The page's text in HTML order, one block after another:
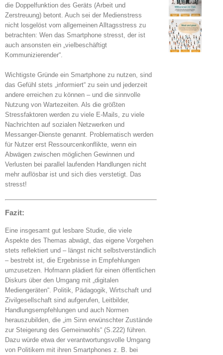
die Doppelfunktion des Geräts (Arbeit und
Zerstreuung) betont. Auch sei der Medienstress
nicht losgelöst vom allgemeinen Alltagsstress zu
betrachten: Wen das Smartphone stresst, der ist
auch ansonsten ein „vielbeschäftigt
Kommunizierender“.
Wichtigste Gründe ein Smartphone zu nutzen, sind
das Gefühl stets „informiert“ zu sein und jederzeit
andere erreichen zu können – und die sinnvolle
Nutzung von Wartezeiten. Als die größten
Stressfaktoren werden zu viele E-Mails, zu viele
Nachrichten auf sozialen Netzwerken und
Messanger-Dienste genannt. Problematisch werden
für Nutzer erst Ressourcenkonflikte, wenn ein
Abwägen zwischen möglichen Gewinnen und
Verlusten bei parallel laufenden Handlungen nicht
mehr auflösbar ist und sich dies verstetigt. Das
stresst!
Fazit:
Eine insgesamt gut lesbare Studie, die viele
Aspekte des Themas abwägt, das eigene Vorgehen
stets reflektiert und – längst nicht selbstverständlich
– bestrebt ist, die Ergebnisse in Empfehlungen
umzusetzen. Hofmann plädiert für einen öffentlichen
Diskurs über den Umgang mit „digitalen
Mediengeräten“. Politik, Pädagogik, Wirtschaft und
Zivilgesellschaft sind aufgerufen, Leitbilder,
Handlungsempfehlungen und auch Normen
herauszubilden, die „im Sinn erwünschter Zustände
zur Steigerung des Gemeinwohls“ (S.222) führen.
Dazu würde etwa der verantwortungsvolle Umgang
von Politikern mit ihren Smartphones z. B. bei